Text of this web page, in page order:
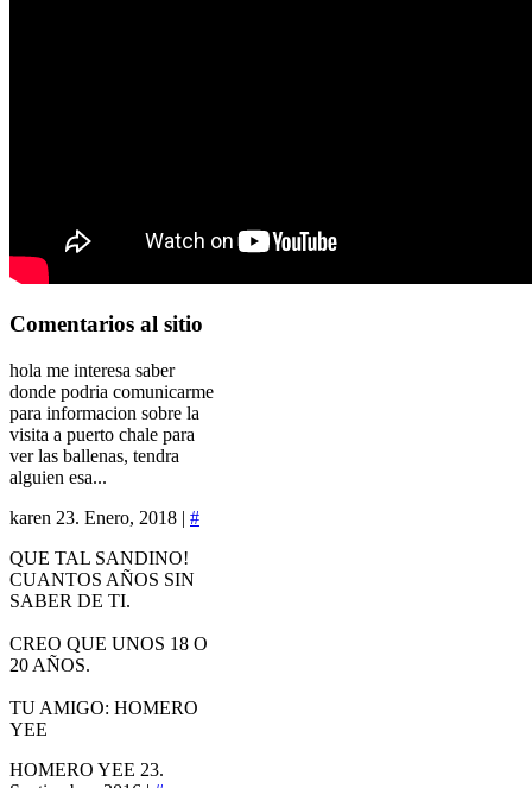
Comentarios al sitio
hola me interesa saber
donde podria comunicarme
para informacion sobre la
visita a puerto chale para
ver las ballenas, tendra
alguien esa...
karen 23. Enero, 2018 | #
QUE TAL SANDINO!
CUANTOS AÑOS SIN
SABER DE TI.
CREO QUE UNOS 18 O
20 AÑOS.
TU AMIGO: HOMERO
YEE
HOMERO YEE 23.